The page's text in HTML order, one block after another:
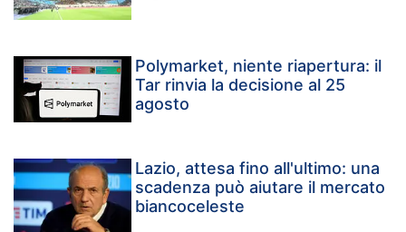
Polymarket, niente riapertura: il
Tar rinvia la decisione al 25
agosto
Lazio, attesa fino all'ultimo: una
scadenza può aiutare il mercato
biancoceleste